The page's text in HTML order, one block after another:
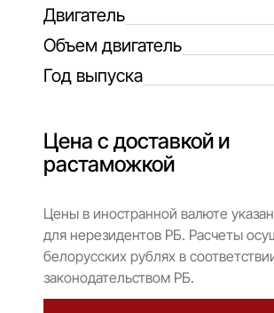
Двигатель
Объем двигатель
Год выпуска
Цена с доставкой и
растаможкой
Цены в иностранной валюте
для нерезидентов РБ. Расчеты
белорусских рублях в
законодательством РБ.